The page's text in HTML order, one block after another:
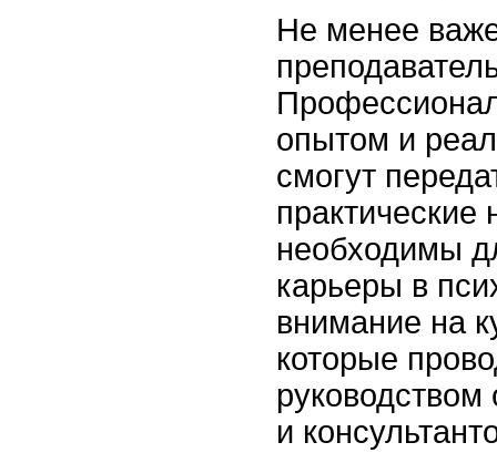
Не менее
опытом и
смогут
практические
необходимы
карьеры в
внимание на
которые
и